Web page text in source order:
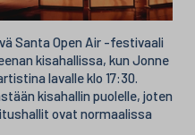
Santa Open Air -festivaali
kisahallissa, kun Jonne
lavalle klo 17:30.
kisahallin puolelle, joten
ovat normaalissa